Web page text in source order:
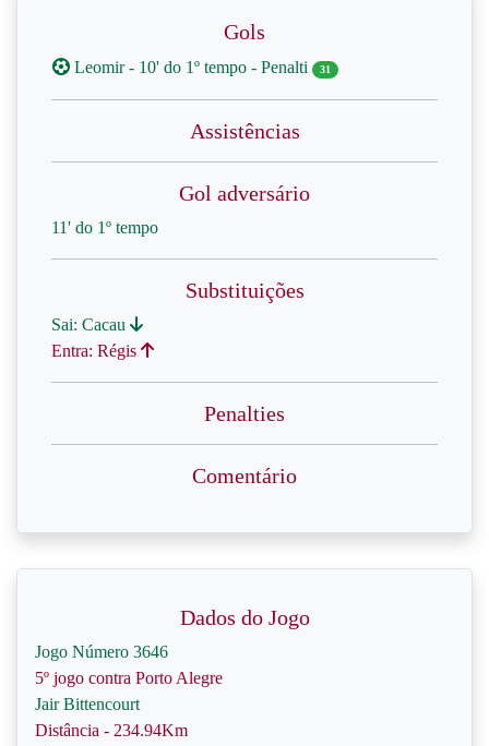
Gols
Leomir - 10' do 1º tempo - Penalti 31
Assistências
Gol adversário
11' do 1º tempo
Substituições
Sai: Cacau
Entra: Régis
Penalties
Comentário
Dados do Jogo
Jogo Número 3646
5º jogo contra Porto Alegre
Jair Bittencourt
Distância - 234.94Km